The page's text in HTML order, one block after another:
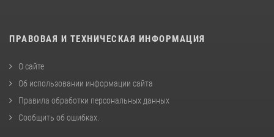
ПРАВОВАЯ И ТЕХНИЧЕСКАЯ ИНФОРМАЦИЯ
О сайте
Об использовании информации сайта
Правила обработки персональных данных
Сообщить об ошибках